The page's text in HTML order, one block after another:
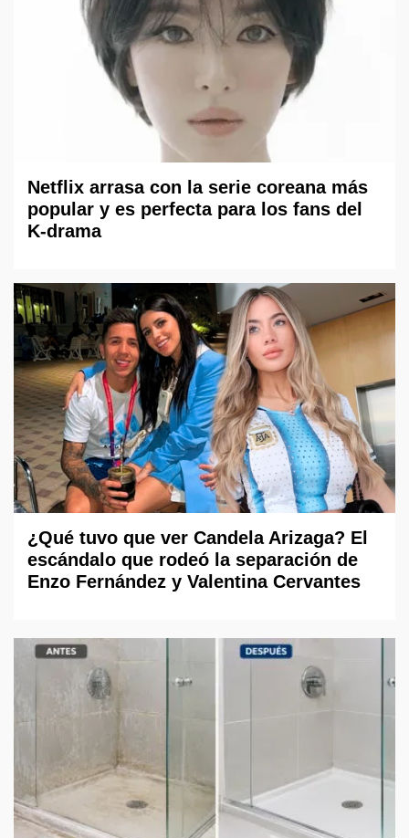
Netflix arrasa con la serie coreana más
popular y es perfecta para los fans del
K-drama
¿Qué tuvo que ver Candela Arizaga? El
escándalo que rodeó la separación de
Enzo Fernández y Valentina Cervantes